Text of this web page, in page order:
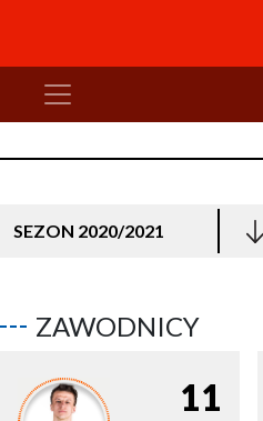
SEZON 2020/2021
ZAWODNICY
11